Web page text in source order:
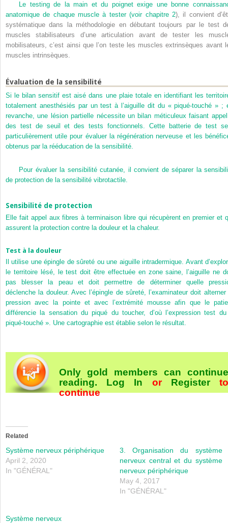
Le testing de la main et du poignet exige une bonne
anatomique de chaque muscle à tester (voir chapitre 2), il convient
systématique dans la méthodologie en débutant toujours par le test
muscles stabilisateurs d’une articulation avant de tester les
mobilisateurs, c’est ainsi que l’on teste les muscles extrinsèques avant
muscles intrinsèques.
Évaluation de la sensibilité
Si le bilan sensitif est aisé dans une plaie totale en identifiant les
totalement anesthésiés par un test à l’aiguille dit du « piqué-touché » ;
revanche, une lésion partielle nécessite un bilan méticuleux faisant
des test de seuil et des tests fonctionnels. Cette batterie de test
particulièrement utile pour évaluer la régénération nerveuse et les
obtenus par la rééducation de la sensibilité.
Pour évaluer la sensibilité cutanée, il convient de séparer la
de protection de la sensibilité vibrotactile.
Sensibilité de protection
Elle fait appel aux fibres à terminaison libre qui récupèrent en premier et
assurent la protection contre la douleur et la chaleur.
Test à la douleur
Il utilise une épingle de sûreté ou une aiguille intradermique. Avant
le territoire lésé, le test doit être effectuée en zone saine, l’aiguille ne
pas blesser la peau et doit permettre de déterminer quelle
déclenche la douleur. Avec l’épingle de sûreté, l’examinateur doit alterner
pression avec la pointe et avec l’extrémité mousse afin que le
différencie la sensation du piqué du toucher, d’où l’expression test
piqué-touché ». Une cartographie est établie selon le résultat.
Only gold members can continue
reading. Log In orRegister
continue
Related
Système nerveux périphérique
April 2, 2020
In "GÉNÉRAL"
3. Organisation du système
nerveux central et du système
nerveux périphérique
May 4, 2017
In "GÉNÉRAL"
Système nerveux